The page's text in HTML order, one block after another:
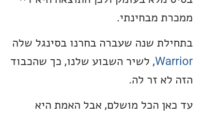
מבחינתי.
שנה שעברה בחרנו בסינגל שלה
, לשיר השבוע שלנו, כך שהכבוד
זר לה.
הכל מושלם, אבל האמת היא